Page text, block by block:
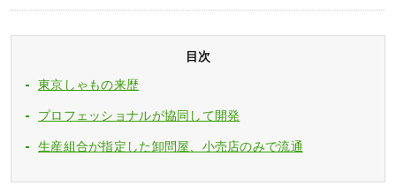
目次
東京しゃもの来歴
プロフェッショナルが協同して開発
生産組合が指定した卸問屋、小売店のみで流通